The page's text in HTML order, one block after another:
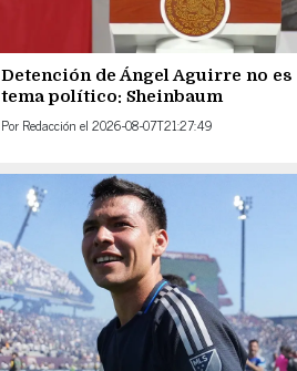
Detención de Ángel Aguirre no es
tema político: Sheinbaum
Por Redacción el 2026-08-07T21:27:49